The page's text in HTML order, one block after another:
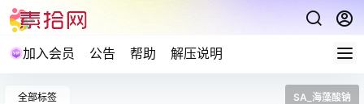
加入会员 公告 帮助 解压说明
全部标签 SA_海藻酸钠